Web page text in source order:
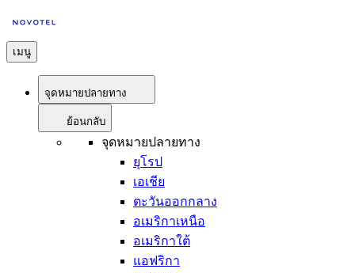
เมนู
จุดหมายปลายทาง
ย้อนกลับ
จุดหมายปลายทาง
ยุโรป
เอเชีย
ตะวันออกกลาง
อเมริกาเหนือ
อเมริกาใต้
แอฟริกา